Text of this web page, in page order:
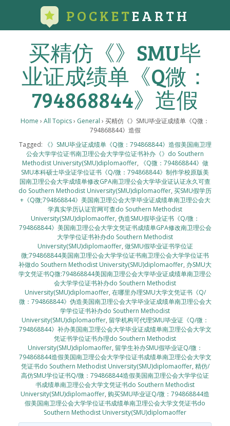
POCKETEARTH
买精仿《》SMU毕
业证成绩单《Q微：
794868844》造假
Home › All Topics› General › 买精仿《》SMU毕业证成绩单《Q微：
794868844》造假
Tagged:
《》SMU毕业证成绩单《Q微：794868844》造假美国南卫理
公会大学学位证书南卫理公会大学学位证书补办《》do Southern
Methodist University(SMU)diplomaoffer,
《Q微：794868844》做
SMU本科硕士毕业证学位证书《Q/微：794868844》制作学校原版美
国南卫理公会大学成绩单修改GPA南卫理公会大学毕业证认证永久可查
do Southern Methodist University(SMU)diplomaoffer, 买SMU假学历
+《Q微;794868844》美国南卫理公会大学毕业证成绩单南卫理公会大
学真实学历认证官网可查do Southern Methodist
University(SMU)diplomaoffer, 伪造SMU假毕业证书《Q/微：
794868844》美国南卫理公会大学文凭证书成绩单GPA修改南卫理公会
大学学位证书补办do Southern Methodist
University(SMU)diplomaoffer, 做SMU假毕业证书学位证
微;794868844美国南卫理公会大学学位证书南卫理公会大学学位证书
补做do Southern Methodist University(SMU)diplomaoffer, 办SMU大
学文凭证书Q微:794868844美国南卫理公会大学毕业证成绩单南卫理公
会大学学位证书补办do Southern Methodist
University(SMU)diplomaoffer, 在哪里办理SMU大学文凭证书《Q/
微：794868844》伪造美国南卫理公会大学毕业证成绩单南卫理公会大
学学位证书补办do Southern Methodist
University(SMU)diplomaoffer, 留学机构可代理SMU毕业证《Q/微：
794868844》补办美国南卫理公会大学毕业证成绩单南卫理公会大学文
凭证书学位证书办理do Southern Methodist
University(SMU)diplomaoffer, 留学生补办SMU假毕业证Q/微：
794868844造假美国南卫理公会大学学位证书成绩单南卫理公会大学文
凭证书do Southern Methodist University(SMU)diplomaoffer, 精仿/
高仿SMU学位证书Q/微：794868844造假美国南卫理公会大学学位证
书成绩单南卫理公会大学文凭证书do Southern Methodist
University(SMU)diplomaoffer, 购买SMU毕业证Q/微：794868844造
假美国南卫理公会大学学位证书成绩单南卫理公会大学文凭证书do
Southern Methodist University(SMU)diplomaoffer